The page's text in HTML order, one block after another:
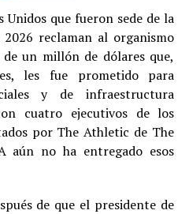
Unidos que fueron sede de la
reclaman al organismo
un millón de dólares que,
les fue prometido para
y de infraestructura
cuatro ejecutivos de los
por The Athletic de The
aún no ha entregado esos
de que el presidente de